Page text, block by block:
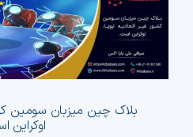
بلاک چین میزبان سومین
اوکراین